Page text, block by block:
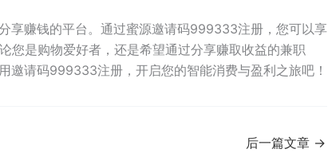
享赚钱的平台。通过蜜源邀请码999333注册，您可以享
您是购物爱好者，还是希望通过分享赚取收益的兼职
邀请码999333注册，开启您的智能消费与盈利之旅吧！
后一篇文章 →